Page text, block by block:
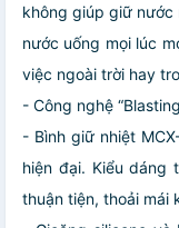
không giúp giữ
nước uống mọi lúc
việc ngoài trời hay
- Công nghệ
- Bình giữ nhiệt
hiện đại. Kiểu dáng
thuận tiện, thoải mái